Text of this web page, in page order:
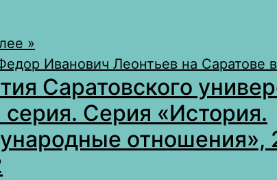
»
Иванович Леонтьев на Саратове в
Саратовского
серия. Серия «История.
отношения»,